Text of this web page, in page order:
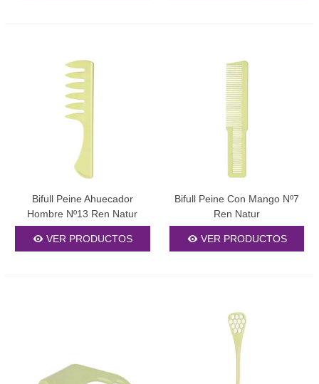
Bifull Peine Ahuecador
Hombre Nº13 Ren Natur
VER PRODUCTOS
Bifull Peine Con Mango Nº7
Ren Natur
VER PRODUCTOS